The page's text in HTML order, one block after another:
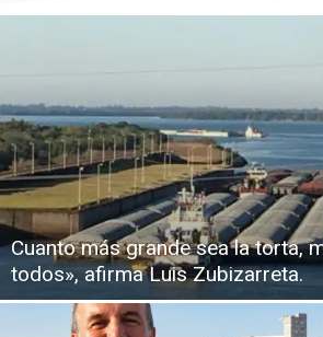
Cuanto más grande sea la torta,
todos», afirma Luis Zubizarreta.